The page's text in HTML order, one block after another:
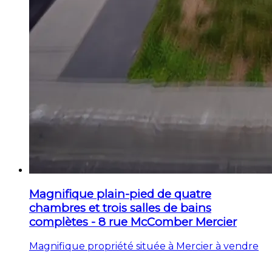
Magnifique plain-pied de quatre
chambres et trois salles de bains
complètes - 8 rue McComber Mercier
Magnifique propriété située à Mercier à vendre